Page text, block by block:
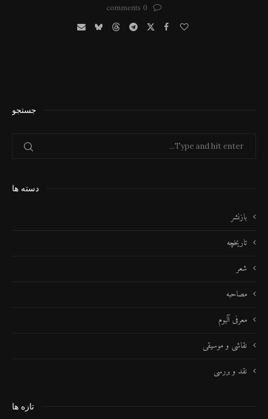
0 comments
جستجو
دسته ها
بازنشر
تاریخچه
شعر
مصاحبه
معرفی آلبوم
نقاشی و موسیقی
نقد و بررسی
تازه ها